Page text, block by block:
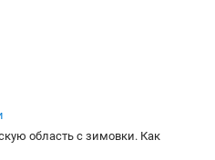
область с зимовки. Как